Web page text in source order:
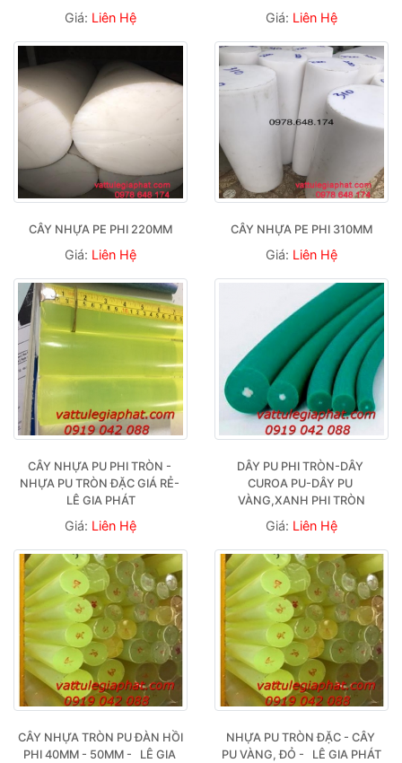
Giá: Liên Hệ Giá: Liên Hệ
CÂY NHỰA PE PHI 220MM
Giá: Liên Hệ
CÂY NHỰA PE PHI 310MM
Giá: Liên Hệ
CÂY NHỰA PU PHI TRÒN -
NHỰA PU TRÒN ĐẶC GIÁ RẺ-
LÊ GIA PHÁT
Giá: Liên Hệ
DÂY PU PHI TRÒN-DÂY
CUROA PU-DÂY PU
VÀNG,XANH PHI TRÒN
Giá: Liên Hệ
CÂY NHỰA TRÒN PU ĐÀN HỒI
PHI 40MM - 50MM -   LÊ GIA
NHỰA PU TRÒN ĐẶC - CÂY
PU VÀNG, ĐỎ -   LÊ GIA PHÁT